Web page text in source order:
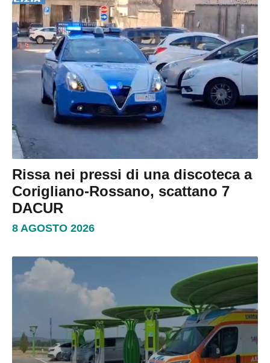
Rissa nei pressi di una discoteca a
Corigliano-Rossano, scattano 7
DACUR
8 AGOSTO 2026